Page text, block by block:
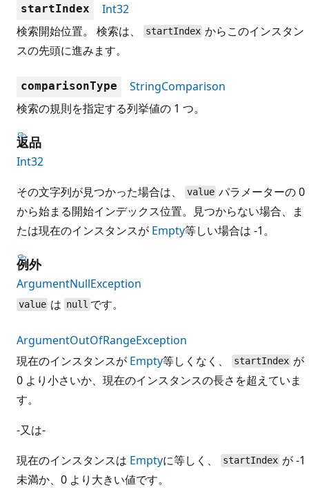
startIndex
Int32
検索開始位置。 検索は、
startIndex からこのインスタン
スの先頭に進みます。
comparisonType
StringComparison
検索の規則を指定する列挙値の 1 つ。
返品
Int32
その文字列が見つかった場合は、
value パラメーターの 0
から始まる開始インデックス位置。見つからない場合、ま
たは現在のインスタンスが Empty等しい場合は -1。
例外
ArgumentNullException
value は null です。
ArgumentOutOfRangeException
現在のインスタンスが Empty等しくなく、 startIndex が
0 より小さいか、現在のインスタンスの長さを超えていま
す。
-又は-
現在のインスタンスは Emptyに等しく、 startIndex が -1
未満か、0 より大きい値です。